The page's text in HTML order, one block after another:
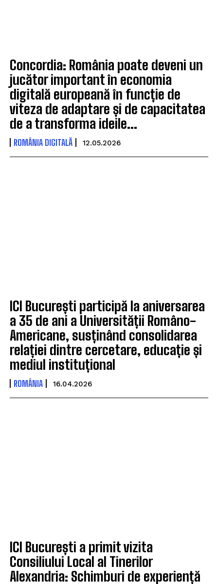
Concordia: România poate deveni un
jucător important în economia
digitală europeană în funcție de
viteza de adaptare și de capacitatea
de a transforma ideile...
ROMÂNIA DIGITALĂ 12.05.2026
ICI București participă la aniversarea
a 35 de ani a Universității Româno-
Americane, susținând consolidarea
relației dintre cercetare, educație și
mediul instituțional
ROMÂNIA 16.04.2026
ICI București a primit vizita
Consiliului Local al Tinerilor
Alexandria: Schimburi de experiență